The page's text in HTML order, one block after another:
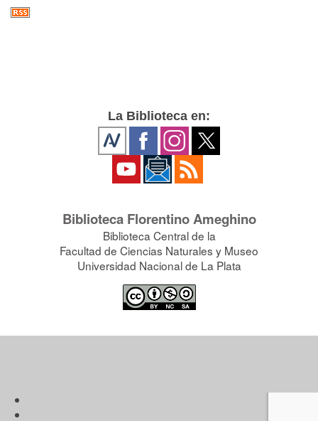
La Biblioteca en:
Biblioteca Florentino Ameghino
Biblioteca Central de la
Facultad de Ciencias Naturales y Museo
Universidad Nacional de La Plata